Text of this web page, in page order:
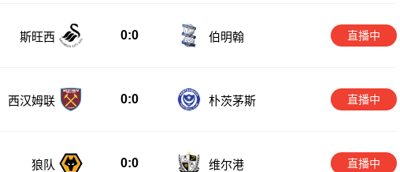
斯旺西 0:0 伯明翰 直播中
西汉姆联 0:0 朴茨茅斯 直播中
狼队 0:0 维尔港 直播中